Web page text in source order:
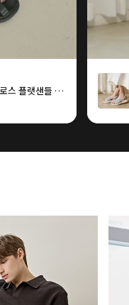
인텐스 by 엘칸토 여성 와이드 크로스 플랫샌들 1.5cm LCWW15I626